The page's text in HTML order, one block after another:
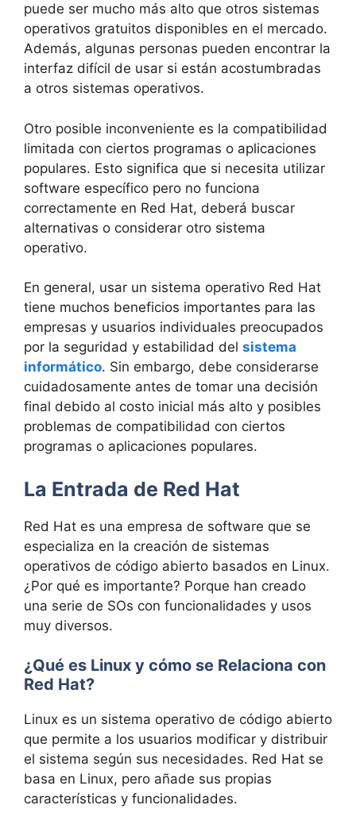
puede ser mucho más alto que otros sistemas
operativos gratuitos disponibles en el mercado.
Además, algunas personas pueden encontrar la
interfaz difícil de usar si están acostumbradas
a otros sistemas operativos.
Otro posible inconveniente es la compatibilidad
limitada con ciertos programas o aplicaciones
populares. Esto significa que si necesita utilizar
software específico pero no funciona
correctamente en Red Hat, deberá buscar
alternativas o considerar otro sistema
operativo.
En general, usar un sistema operativo Red Hat
tiene muchos beneficios importantes para las
empresas y usuarios individuales preocupados
por la seguridad y estabilidad del sistema
informático. Sin embargo, debe considerarse
cuidadosamente antes de tomar una decisión
final debido al costo inicial más alto y posibles
problemas de compatibilidad con ciertos
programas o aplicaciones populares.
La Entrada de Red Hat
Red Hat es una empresa de software que se
especializa en la creación de sistemas
operativos de código abierto basados en Linux.
¿Por qué es importante? Porque han creado
una serie de SOs con funcionalidades y usos
muy diversos.
¿Qué es Linux y cómo se Relaciona con
Red Hat?
Linux es un sistema operativo de código abierto
que permite a los usuarios modificar y distribuir
el sistema según sus necesidades. Red Hat se
basa en Linux, pero añade sus propias
características y funcionalidades.